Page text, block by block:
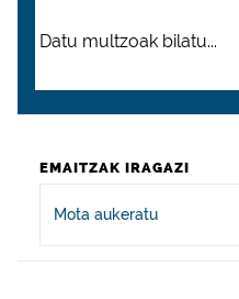
EMAITZAK IRAGAZI
Mota aukeratu